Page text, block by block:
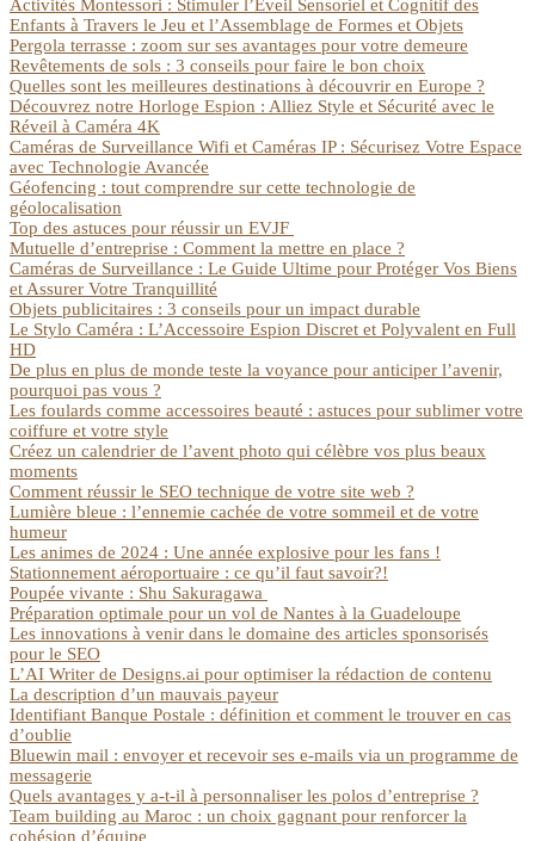
Activités Montessori : Stimuler l’Éveil Sensoriel et Cognitif des
Enfants à Travers le Jeu et l’Assemblage de Formes et Objets
Pergola terrasse : zoom sur ses avantages pour votre demeure
Revêtements de sols : 3 conseils pour faire le bon choix
Quelles sont les meilleures destinations à découvrir en Europe ?
Découvrez notre Horloge Espion : Alliez Style et Sécurité avec le
Réveil à Caméra 4K
Caméras de Surveillance Wifi et Caméras IP : Sécurisez Votre Espace
avec Technologie Avancée
Géofencing : tout comprendre sur cette technologie de
géolocalisation
Top des astuces pour réussir un EVJF
Mutuelle d’entreprise : Comment la mettre en place ?
Caméras de Surveillance : Le Guide Ultime pour Protéger Vos Biens
et Assurer Votre Tranquillité
Objets publicitaires : 3 conseils pour un impact durable
Le Stylo Caméra : L’Accessoire Espion Discret et Polyvalent en Full
HD
De plus en plus de monde teste la voyance pour anticiper l’avenir,
pourquoi pas vous ?
Les foulards comme accessoires beauté : astuces pour sublimer votre
coiffure et votre style
Créez un calendrier de l’avent photo qui célèbre vos plus beaux
moments
Comment réussir le SEO technique de votre site web ?
Lumière bleue : l’ennemie cachée de votre sommeil et de votre
humeur
Les animes de 2024 : Une année explosive pour les fans !
Stationnement aéroportuaire : ce qu’il faut savoir?!
Poupée vivante : Shu Sakuragawa
Préparation optimale pour un vol de Nantes à la Guadeloupe
Les innovations à venir dans le domaine des articles sponsorisés
pour le SEO
L’AI Writer de Designs.ai pour optimiser la rédaction de contenu
La description d’un mauvais payeur
Identifiant Banque Postale : définition et comment le trouver en cas
d’oublie
Bluewin mail : envoyer et recevoir ses e-mails via un programme de
messagerie
Quels avantages y a-t-il à personnaliser les polos d’entreprise ?
Team building au Maroc : un choix gagnant pour renforcer la
cohésion d’équipe